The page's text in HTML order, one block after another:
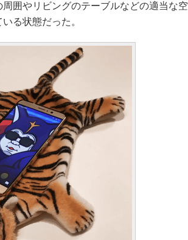
囲やリビングのテーブルなどの適当な空
る状態だった。